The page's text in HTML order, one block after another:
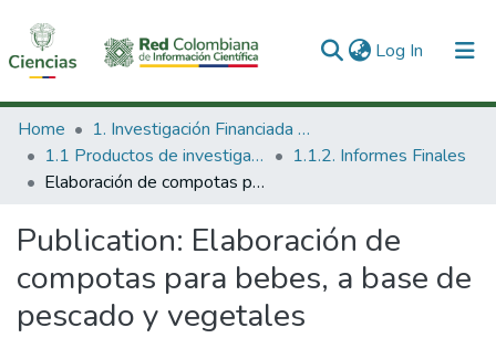
Log In (current)
Communities & Collections
All of DSpace
Home
1. Investigación Financiada con Recursos Públicos
1.1 Productos de investigación
1.1.2. Informes Finales
Elaboración de compotas para bebes, a base de pescado y vegetales
Publication: Elaboración de
compotas para bebes, a base de
pescado y vegetales